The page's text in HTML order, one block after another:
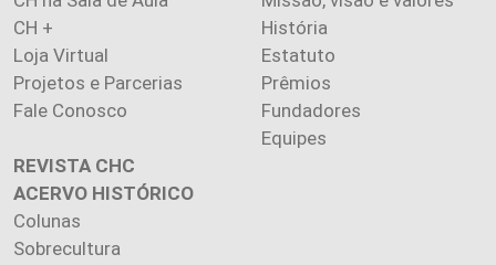
CH +
Loja Virtual
Projetos e Parcerias
Fale Conosco
História
Estatuto
Prêmios
Fundadores
Equipes
REVISTA CHC
ACERVO HISTÓRICO
Colunas
Sobrecultura